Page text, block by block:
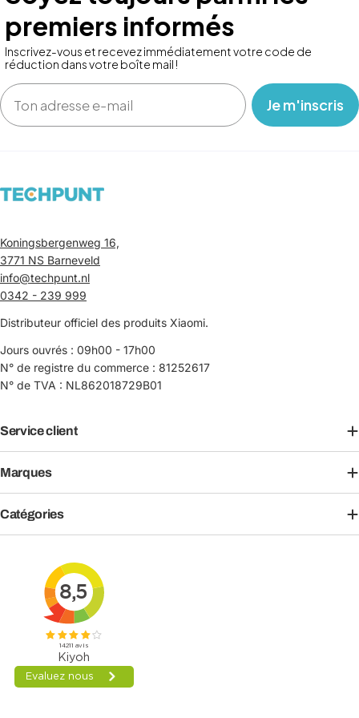
premiers informés
Inscrivez-vous et recevez immédiatement votre code de
réduction dans votre boîte mail !
Email
‎ ‎ ‎ Je m'inscris ‎ ‎ ‎
Koningsbergenweg 16,
3771 NS Barneveld
info@techpunt.nl
0342 - 239 999
Distributeur officiel des produits Xiaomi.
Jours ouvrés : 09h00 - 17h00
N° de registre du commerce : 81252617
N° de TVA : NL862018729B01
Service client
Marques
Catégories